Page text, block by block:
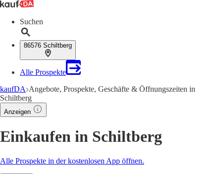
Suchen
86576 Schiltberg
Alle Prospekte
kaufDA Angebote, Prospekte, Geschäfte & Öffnungszeiten in
Schiltberg
Anzeigen
Einkaufen in Schiltberg
Alle Prospekte in der kostenlosen App öffnen.